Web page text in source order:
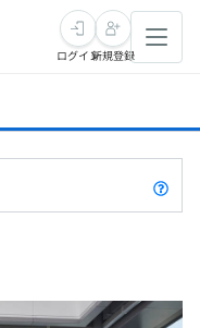
ログイン新規登録